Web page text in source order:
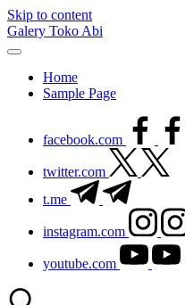
Skip to content
Galery Toko Abi
Home
Sample Page
facebook.com
twitter.com
t.me
instagram.com
youtube.com